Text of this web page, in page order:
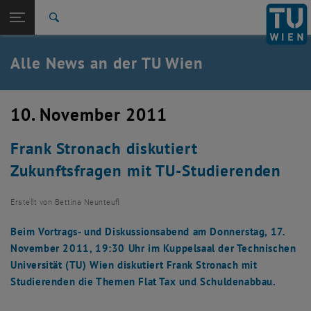
TU Login
Quicklinks
Quicklinks-Menü umschalten
Studium
Karriere
Zurück: Subseiten von TU Wien Startseite auflisten
Zurück zur letzten Ebene:
TU Wien Startseite
Übersicht
Alle News an der TU Wien
10. November 2011
Frank Stronach diskutiert
Zukunftsfragen mit TU-Studierenden
Erstellt von Bettina Neunteufl
Beim Vortrags- und Diskussionsabend am Donnerstag, 17.
November 2011, 19:30 Uhr im Kuppelsaal der Technischen
Universität (TU) Wien diskutiert Frank Stronach mit
Studierenden die Themen Flat Tax und Schuldenabbau.